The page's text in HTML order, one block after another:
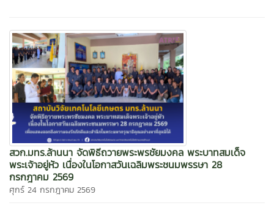
สวก.มทร.ล้านนา จัดพิธีถวายพระพรชัยมงคล พระบาทสมเด็จ
พระเจ้าอยู่หัว เนื่องในโอกาสวันเฉลิมพระชนมพรรษา 28
กรกฎาคม 2569
ศุกร์ 24 กรกฎาคม 2569